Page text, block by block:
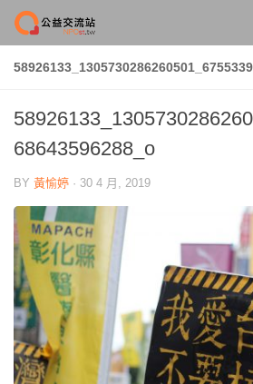
Skip to content
68643596288_o
BY 黃愉婷 · 30 4 月, 2019